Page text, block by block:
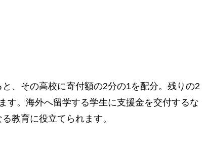
、その高校に寄付額の2分の1を配分。残りの2
す。海外へ留学する学生に支援金を交付するな
教育に役立てられます。